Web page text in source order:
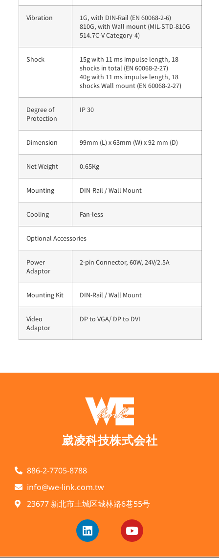
Vibration
1G, with DIN-Rail (EN 60068-2-6)
810G, with Wall mount (MIL-STD-810G
514.7C-V Category-4)
Shock
15g with 11 ms impulse length, 18
shocks in total (EN 60068-2-27)
40g with 11 ms impulse length, 18
shocks Wall mount (EN 60068-2-27)
Degree of
Protection
IP 30
Dimension 99mm (L) x 63mm (W) x 92 mm (D)
Net Weight 0.65Kg
Mounting DIN-Rail / Wall Mount
Cooling Fan-less
Optional Accessories
Power
Adaptor
2-pin Connector, 60W, 24V/2.5A
Mounting Kit DIN-Rail / Wall Mount
Video
Adaptor
DP to VGA/ DP to DVI
崴凌科技株式会社
886-2-7705-8788
info@we-link.com.tw
23677 新北市土城区城林路6巷55号